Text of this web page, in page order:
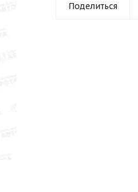
Поделиться